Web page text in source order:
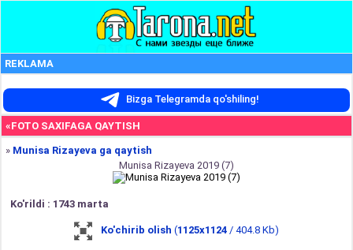
REKLAMA
Bizga Telegramda qo'shiling!
«FOTO SAXIFAGA QAYTISH
» Munisa Rizayeva ga qaytish
Munisa Rizayeva 2019 (7)
Ko'rildi : 1743 marta
Ko'chirib olish (1125x1124 / 404.8 Kb)